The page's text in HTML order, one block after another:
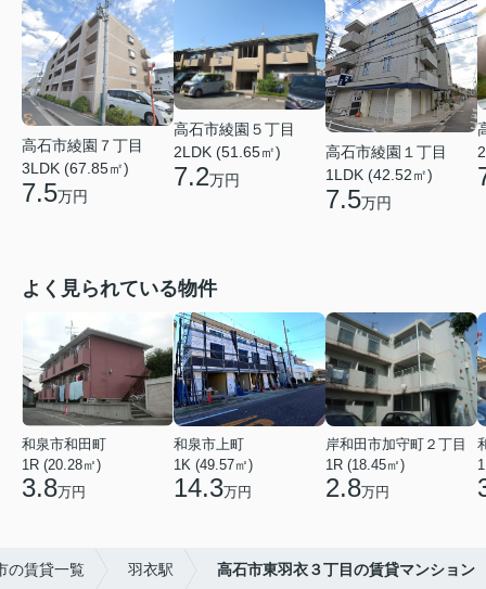
高石市綾園７丁目
3LDK (67.85㎡)
7.5万円
高石市綾園５丁目
2LDK (51.65㎡)
7.2万円
高石市綾園１丁目
1LDK (42.52㎡)
7.5万円
よく見られている物件
和泉市和田町
1R (20.28㎡)
3.8万円
和泉市上町
1K (49.57㎡)
14.3万円
岸和田市加守町２丁目
1R (18.45㎡)
2.8万円
の賃貸一覧 羽衣駅 高石市東羽衣３丁目の賃貸マンション